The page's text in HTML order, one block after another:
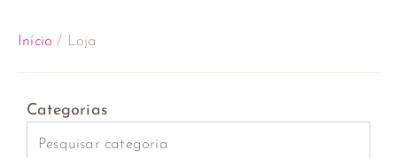
Início / Loja
Categorias